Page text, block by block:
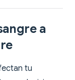
a
tu